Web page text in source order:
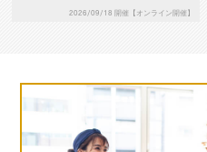
2026/09/18 開催【オンライン開催】